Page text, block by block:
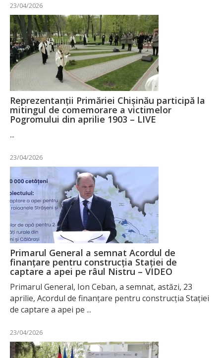
23/04/2026
Reprezentanții Primăriei Chișinău participă la
mitingul de comemorare a victimelor
Pogromului din aprilie 1903 – LIVE
...
23/04/2026
Primarul General a semnat Acordul de
finanțare pentru construcția Stației de
captare a apei pe râul Nistru – VIDEO
Primarul General, Ion Ceban, a semnat, astăzi, 23
aprilie, Acordul de finanțare pentru construcția Stației
de captare a apei pe ...
23/04/2026